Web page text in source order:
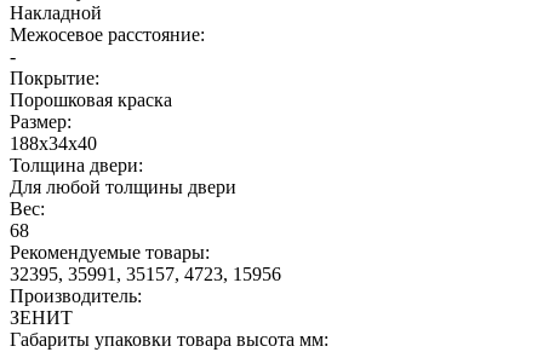
Накладной
Межосевое расстояние:
-
Покрытие:
Порошковая краска
Размер:
188х34х40
Толщина двери:
Для любой толщины двери
Вес:
68
Рекомендуемые товары:
32395, 35991, 35157, 4723, 15956
Производитель:
ЗЕНИТ
Габариты упаковки товара высота мм: